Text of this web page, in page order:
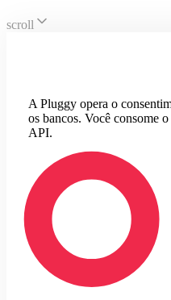
scroll
A Pluggy opera o
os bancos. Você consome
API.